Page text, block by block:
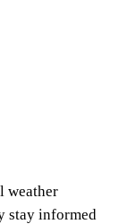
weather
stay informed